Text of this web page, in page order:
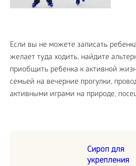
Если вы не можете записать
желает туда ходить, найдите
приобщить ребенка к активной
семьей на вечерние прогулки,
активными играми на природе,
Сироп для
укрепления